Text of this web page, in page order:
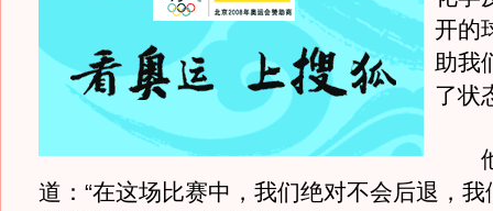
开的
助我
了状
他
道：“在这场比赛中，我们绝对不会后退，